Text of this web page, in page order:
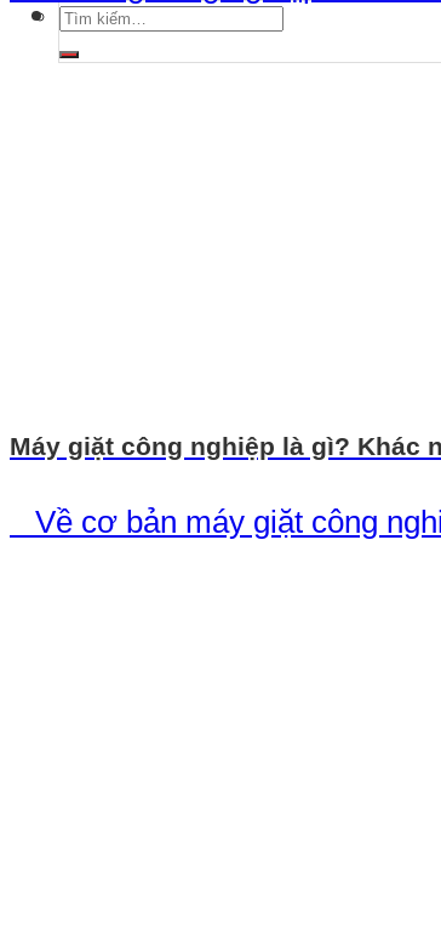
Tìm
kiếm:
Máy giặt công nghiệp là gì? Khác
Về cơ bản máy giặt công